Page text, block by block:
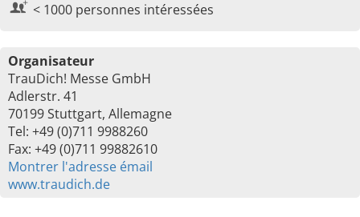
< 1000 personnes intéressées
Organisateur
TrauDich! Messe GmbH
Adlerstr. 41
70199 Stuttgart, Allemagne
Tel: +49 (0)711 9988260
Fax: +49 (0)711 99882610
Montrer l'adresse émail
www.traudich.de